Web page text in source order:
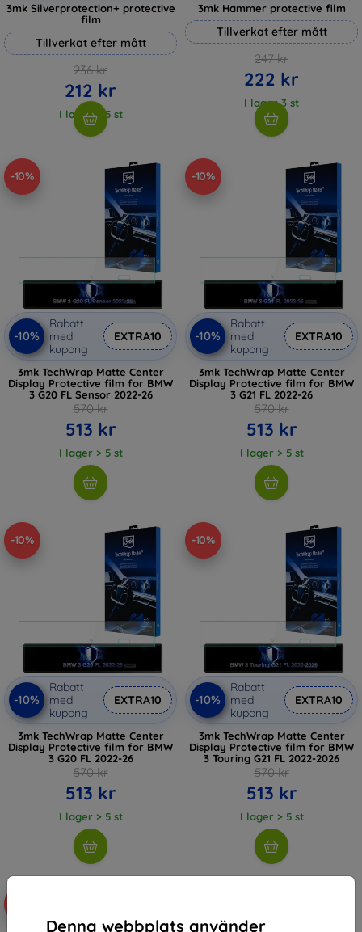
Denna webbplats använder
3mk Silverprotection+ protective
film
Tillverkat efter mått
236 kr
212 kr
I lager > 5 st
3mk Hammer protective film
Tillverkat efter mått
247 kr
222 kr
I lager 3 st
-10%
-10%
Rabatt
med
kupong
EXTRA10
3mk TechWrap Matte Center
Display Protective film for BMW
3 G20 FL Sensor 2022-26
570 kr
513 kr
I lager > 5 st
-10%
-10%
Rabatt
med
kupong
EXTRA10
3mk TechWrap Matte Center
Display Protective film for BMW
3 G21 FL 2022-26
570 kr
513 kr
I lager > 5 st
-10%
-10%
Rabatt
med
kupong
EXTRA10
3mk TechWrap Matte Center
Display Protective film for BMW
3 G20 FL 2022-26
570 kr
513 kr
I lager > 5 st
-10%
-10%
Rabatt
med
kupong
EXTRA10
3mk TechWrap Matte Center
Display Protective film for BMW
3 Touring G21 FL 2022-2026
570 kr
513 kr
I lager > 5 st